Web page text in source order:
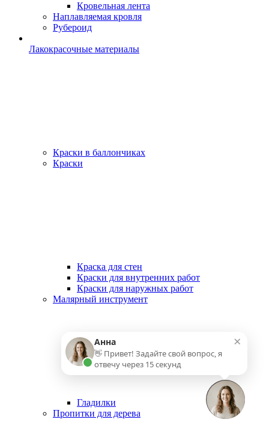
Кровельная лента
Наплавляемая кровля
Рубероид
Лакокрасочные материалы
Краски в баллончиках
Краски
Краска для стен
Краски для внутренних работ
Краски для наружных работ
Малярный инструмент
Гладилки
Пропитки для дерева
×
Анна
👋 Привет! Задайте свой вопрос, я
отвечу через 15 секунд